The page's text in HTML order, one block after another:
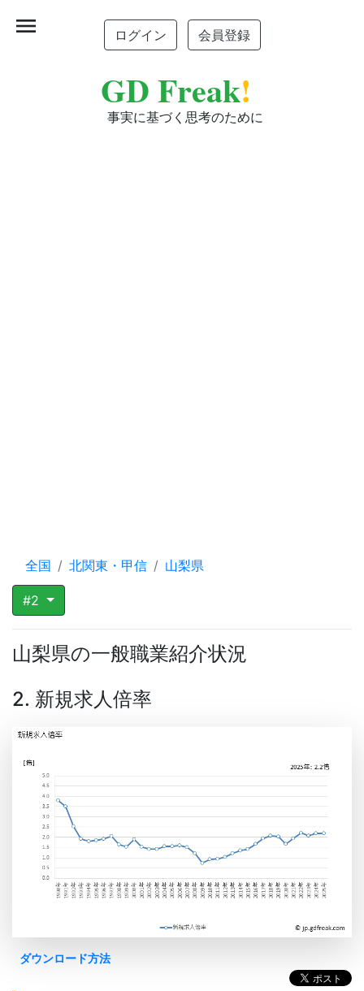
ログイン 会員登録
GD Freak!
事実に基づく思考のために
menu
全国 北関東・甲信 山梨県
#2
山梨県の一般職業紹介状況
2. 新規求人倍率
ダウンロード方法